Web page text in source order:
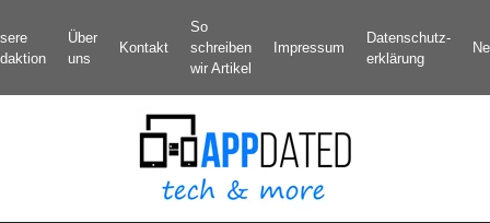
Inhalt
springen
Über
uns
Kontakt
So
schreiben
wir Artikel
Impressum
Datenschutz­
erklärung